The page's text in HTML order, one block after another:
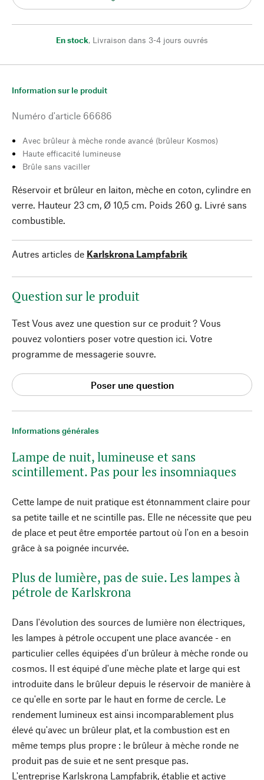
En stock, Livraison dans 3-4 jours ouvrés
Informations générales
Lampe de nuit, lumineuse et sans
scintillement. Pas pour les insomniaques
Cette lampe de nuit pratique est étonnamment claire pour
sa petite taille et ne scintille pas. Elle ne nécessite que peu
de place et peut être emportée partout où l'on en a besoin
grâce à sa poignée incurvée.
Plus de lumière, pas de suie. Les lampes à
pétrole de Karlskrona
Dans l'évolution des sources de lumière non électriques,
les lampes à pétrole occupent une place avancée - en
particulier celles équipées d'un brûleur à mèche ronde ou
cosmos. Il est équipé d'une mèche plate et large qui est
introduite dans le brûleur depuis le réservoir de manière à
ce qu'elle en sorte par le haut en forme de cercle. Le
rendement lumineux est ainsi incomparablement plus
élevé qu'avec un brûleur plat, et la combustion est en
même temps plus propre : le brûleur à mèche ronde ne
produit pas de suie et ne sent presque pas.
L'entreprise Karlskrona Lampfabrik, établie et active
Information sur le produit
Numéro d'article 66686
Avec brûleur à mèche ronde avancé (brûleur Kosmos)
Haute efficacité lumineuse
Brûle sans vaciller
Réservoir et brûleur en laiton, mèche en coton, cylindre en
verre. Hauteur 23 cm, Ø 10,5 cm. Poids 260 g. Livré sans
combustible.
Autres articles de Karlskrona Lampfabrik
Question sur le produit
Test Vous avez une question sur ce produit ? Vous
pouvez volontiers poser votre question ici. Votre
programme de messagerie souvre.
Poser une question